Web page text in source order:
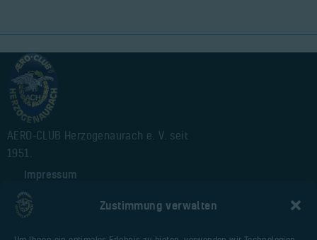
Zustimmung verwalten
AERO-CLUB Herzogenaurach e. V. seit
1951.
Impressum
Alte Webseite